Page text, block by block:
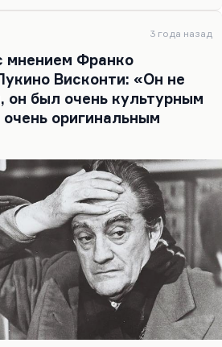
3 года назад
мнением Франко
Висконти: «Он не
был очень культурным
оригинальным